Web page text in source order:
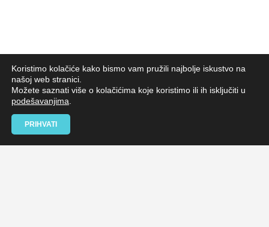
Koristimo kolačiće kako bismo vam pružili najbolje iskustvo na
našoj web stranici.
Možete saznati više o kolačićima koje koristimo ili ih isključiti u
podešavanjima
PRIHVATI